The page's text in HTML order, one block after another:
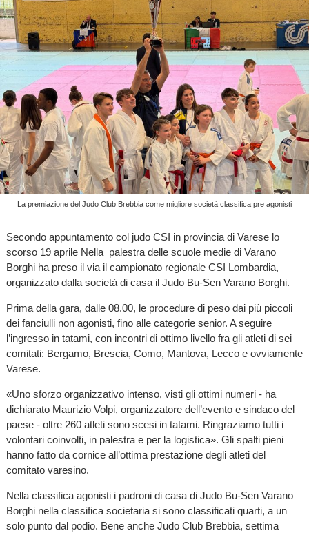
La premiazione del Judo Club Brebbia come migliore società classifica pre agonisti
Secondo appuntamento col judo CSI in provincia di Varese lo
scorso 19 aprile Nella palestra delle scuole medie di Varano
Borghi ha preso il via il campionato regionale CSI Lombardia,
organizzato dalla società di casa il Judo Bu-Sen Varano Borghi.
Prima della gara, dalle 08.00, le procedure di peso dai più piccoli
dei fanciulli non agonisti, fino alle categorie senior. A seguire
l’ingresso in tatami, con incontri di ottimo livello fra gli atleti di sei
comitati: Bergamo, Brescia, Como, Mantova, Lecco e ovviamente
Varese.
«Uno sforzo organizzativo intenso, visti gli ottimi numeri - ha
dichiarato Maurizio Volpi, organizzatore dell’evento e sindaco del
paese - oltre 260 atleti sono scesi in tatami. Ringraziamo tutti i
volontari coinvolti, in palestra e per la logistica». Gli spalti pieni
hanno fatto da cornice all’ottima prestazione degli atleti del
comitato varesino.
Nella classifica agonisti i padroni di casa di Judo Bu-Sen Varano
Borghi nella classifica societaria si sono classificati quarti, a un
solo punto dal podio. Bene anche Judo Club Brebbia, settima